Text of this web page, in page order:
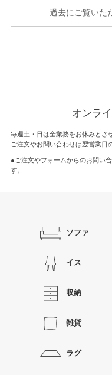
過去にご覧いた
オンラ
毎週土・日は全業務をお休みとさ
ご注文やお問い合わせは翌営業日
●ご注文やフォームからのお問い合
す。
ソファ
イス
収納
雑貨
ラグ